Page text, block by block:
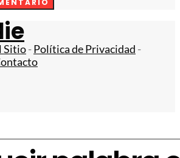
Sitio-Política de Privacidad -